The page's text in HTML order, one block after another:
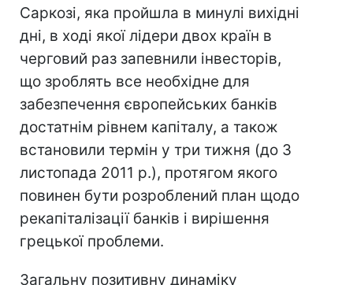
Саркозі, яка пройшла в минулі вихідні
дні, в ході якої лідери двох країн в
черговий раз запевнили інвесторів,
що зроблять все необхідне для
забезпечення європейських банків
достатнім рівнем капіталу, а також
встановили термін у три тижня (до 3
листопада 2011 р.), протягом якого
повинен бути розроблений план щодо
рекапіталізації банків і вирішення
грецької проблеми.
Загальну позитивну динаміку